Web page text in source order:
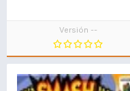
Versión --